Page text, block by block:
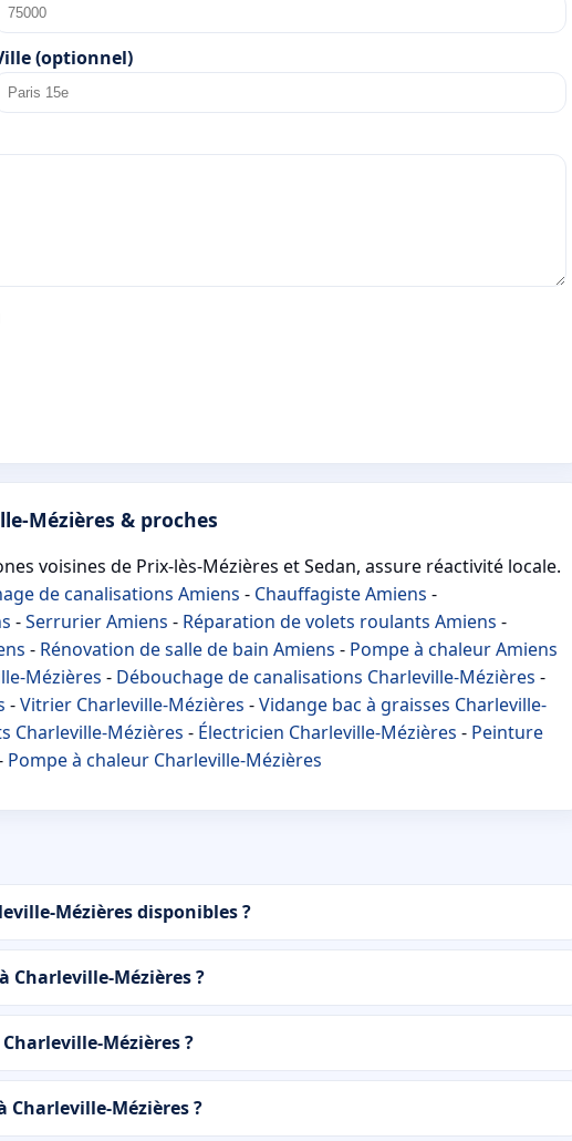
(optionnel)
Mézières & proches
voisines de Prix-lès-Mézières et Sedan, assure réactivité locale.
de canalisations Amiens - Chauffagiste Amiens -
-Serrurier Amiens - Réparation de volets roulants Amiens -
- Rénovation de salle de bain Amiens - Pompe à chaleur Amiens
Mézières - Débouchage de canalisations Charleville-Mézières -
-Vitrier Charleville-Mézières -Vidange bac à graisses Charleville-
Charleville-Mézières - Électricien Charleville-Mézières - Peinture
Pompe à chaleur Charleville-Mézières
Mézières disponibles ?
Mézières ?
Mézières ?
Mézières ?